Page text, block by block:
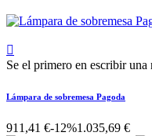

Se el primero en escribir una
Lámpara de sobremesa Pagoda
911,41 €-12%1.035,69 €